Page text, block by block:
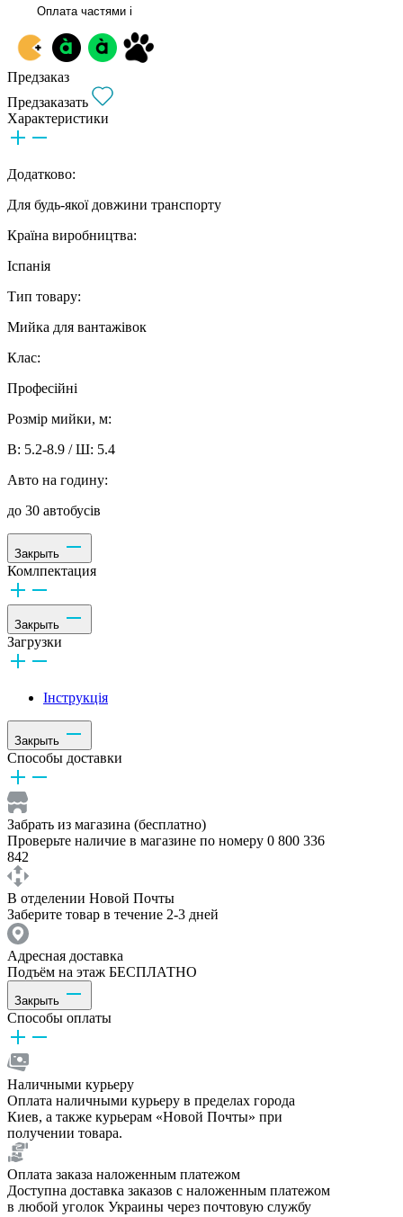
Оплата частями i
Предзаказ
Предзаказать
Характеристики
Додатково:
Для будь-якої довжини транспорту
Країна виробництва:
Іспанія
Тип товару:
Мийка для вантажівок
Клас:
Професійні
Розмір мийки, м:
В: 5.2-8.9 / Ш: 5.4
Авто на годину:
до 30 автобусів
Закрыть
Комлпектация
Закрыть
Загрузки
Інструкція
Закрыть
Способы доставки
Забрать из магазина (бесплатно)
Проверьте наличие в магазине по номеру 0 800 336
842
В отделении Новой Почты
Заберите товар в течение 2-3 дней
Адресная доставка
Подъём на этаж БЕСПЛАТНО
Закрыть
Способы оплаты
Наличными курьеру
Оплата наличными курьеру в пределах города
Киев, а также курьерам «Новой Почты» при
получении товара.
Оплата заказа наложенным платежом
Доступна доставка заказов с наложенным платежом
в любой уголок Украины через почтовую службу